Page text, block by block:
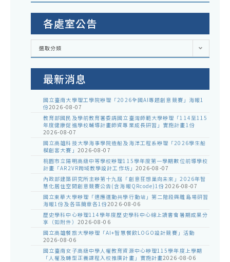
各處室公告
各
室
選取分類
最新消息
國立臺南大學理工學院辦理「2026全國AI專題創意競賽」海報1
份2026-08-07
教育部國民及學前教育署委請國立臺灣師範大學辦理「114至115
年度健康促進學校輔導計畫師資專業成長研習」實施計畫1份
2026-08-07
國立高雄科技大學海事學院造船及海洋工程系辦理「2026學生船
模創客大賽」 2026-08-07
桃園市立陽明高級中等學校辦理115學年度第一學期數位前導學校
計畫「AR2VR跨域教學設計工作坊」 2026-08-07
內政部建築研究所主辦第十九屆「創意狂想巢向未來」2026年智
慧化居住空間創意競賽公告(含海報QRcode)1份2026-08-07
國立東華大學辦理「適應運動共學行動站」第二階段與離島場研習
海報1份及各區簡章各1份2026-08-06
歷史學科中心辦理114學年度歷史學科中心線上讀書會暑期成果分
享（如附件） 2026-08-06
國立高雄餐旅大學辦理「AI+智慧餐飲LOGO設計競賽」活動
2026-08-06
國立臺南女子高級中學人權教育資源中心辦理115學年度上學期
「人權及轉型正義課程入校推廣計畫」實施計畫2026-08-06